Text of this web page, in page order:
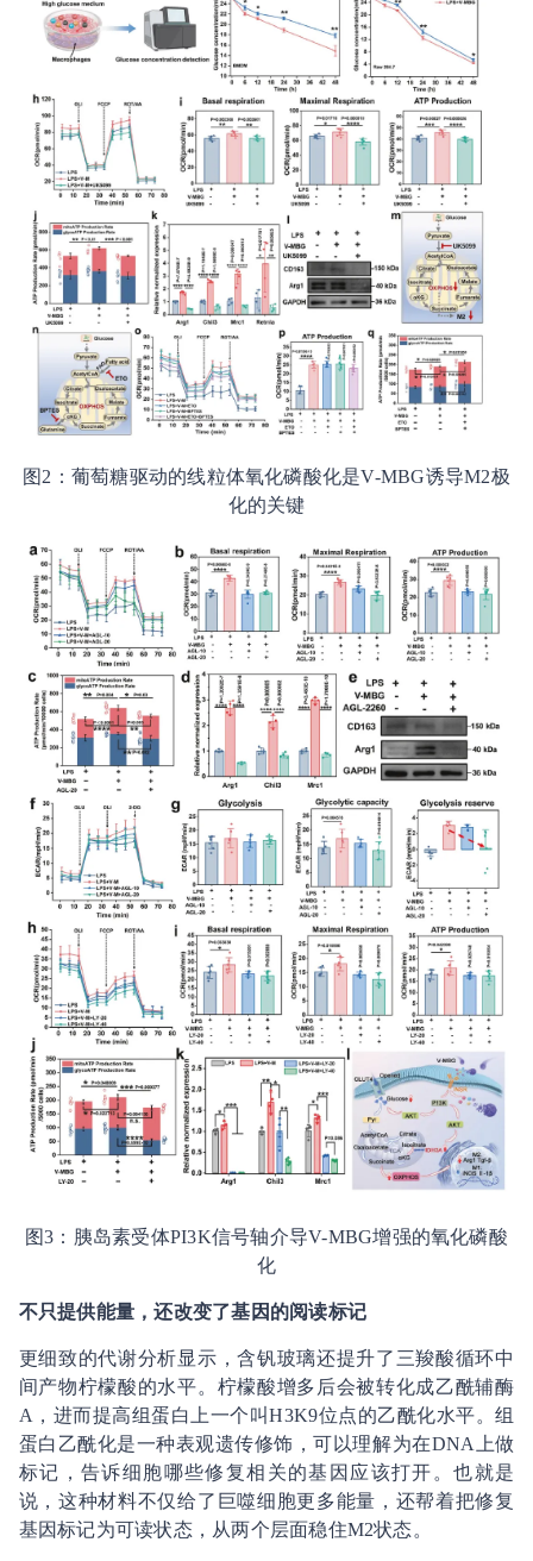
图2：葡萄糖驱动的线粒体氧化磷酸化是V-MBG诱导M2极
化的关键
图3：胰岛素受体PI3K信号轴介导V-MBG增强的氧化磷酸
化
不只提供能量，还改变了基因的阅读标记
更细致的代谢分析显示，含钒玻璃还提升了三羧酸循环中
间产物柠檬酸的水平。柠檬酸增多后会被转化成乙酰辅酶
A，进而提高组蛋白上一个叫H3K9位点的乙酰化水平。组
蛋白乙酰化是一种表观遗传修饰，可以理解为在DNA上做
标记，告诉细胞哪些修复相关的基因应该打开。也就是
说，这种材料不仅给了巨噬细胞更多能量，还帮着把修复
基因标记为可读状态，从两个层面稳住M2状态。